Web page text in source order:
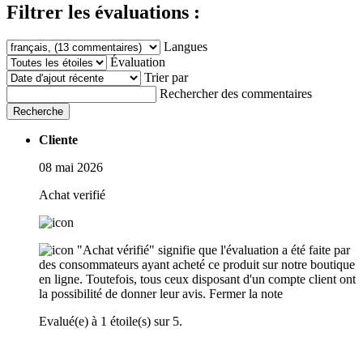
Filtrer les évaluations :
Langues
Évaluation
Trier par
Rechercher des commentaires
Recherche
Cliente
08 mai 2026
Achat verifié
"Achat vérifié" signifie que l'évaluation a été faite par
des consommateurs ayant acheté ce produit sur notre boutique
en ligne. Toutefois, tous ceux disposant d'un compte client ont
la possibilité de donner leur avis. Fermer la note
Evalué(e) à 1 étoile(s) sur 5.